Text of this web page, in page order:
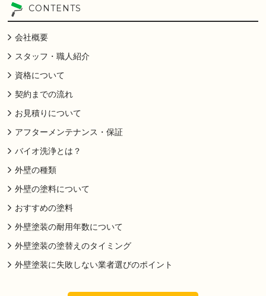
CONTENTS
会社概要
スタッフ・職人紹介
資格について
契約までの流れ
お見積りについて
アフターメンテナンス・保証
バイオ洗浄とは？
外壁の種類
外壁の塗料について
おすすめの塗料
外壁塗装の耐用年数について
外壁塗装の塗替えのタイミング
外壁塗装に失敗しない業者選びのポイント